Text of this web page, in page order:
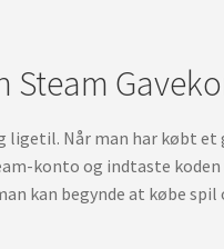
ligetil. Når man har købt
konto og indtaste
kan begynde at købe spil